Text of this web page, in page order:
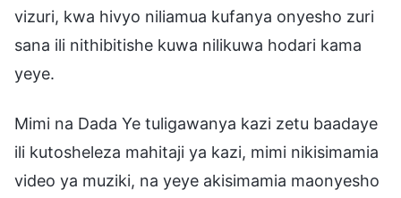
vizuri, kwa hivyo niliamua kufanya onyesho zuri
sana ili nithibitishe kuwa nilikuwa hodari kama
yeye.
Mimi na Dada Ye tuligawanya kazi zetu baadaye
ili kutosheleza mahitaji ya kazi, mimi nikisimamia
video ya muziki, na yeye akisimamia maonyesho